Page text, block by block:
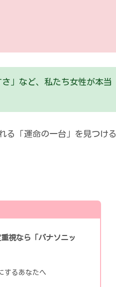
」など、私たち女性が本当
る「運命の一台」を見つける
視なら「パナソニッ
するあなたへ